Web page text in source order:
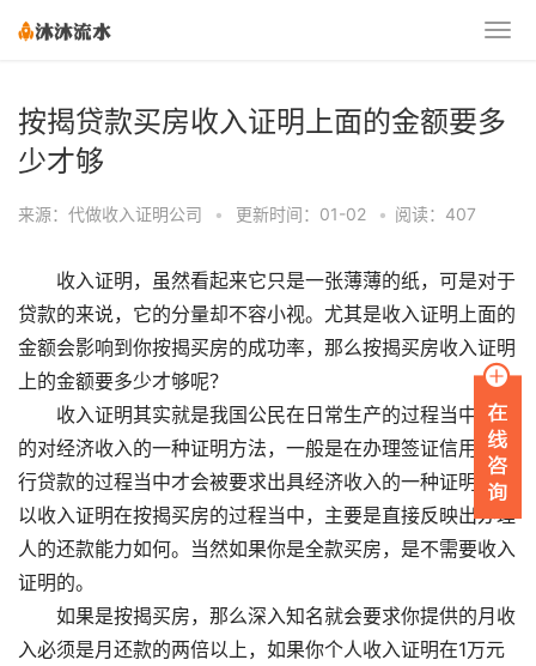
按揭贷款买房收入证明上面的金额要多
少才够
来源：代做收入证明公司 • 更新时间：01-02 • 阅读：407
收入证明，虽然看起来它只是一张薄薄的纸，可是对于
贷款的来说，它的分量却不容小视。尤其是收入证明上面的
金额会影响到你按揭买房的成功率，那么按揭买房收入证明
上的金额要多少才够呢？
收入证明其实就是我国公民在日常生产的过程当中所需
的对经济收入的一种证明方法，一般是在办理签证信用卡银
行贷款的过程当中才会被要求出具经济收入的一种证明。所
以收入证明在按揭买房的过程当中，主要是直接反映出办理
人的还款能力如何。当然如果你是全款买房，是不需要收入
证明的。
如果是按揭买房，那么深入知名就会要求你提供的月收
入必须是月还款的两倍以上，如果你个人收入证明在1万元